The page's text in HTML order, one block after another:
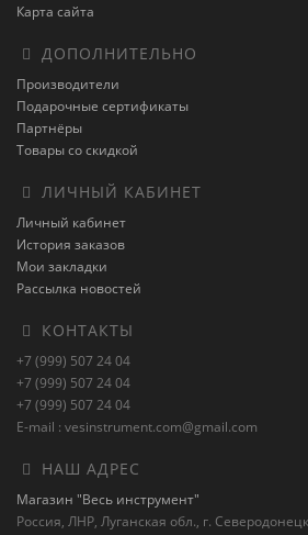
Карта сайта
ДОПОЛНИТЕЛЬНО
Производители
Подарочные сертификаты
Партнёры
Товары со скидкой
ЛИЧНЫЙ КАБИНЕТ
Личный кабинет
История заказов
Мои закладки
Рассылка новостей
КОНТАКТЫ
+7 (999) 507 24 04
+7 (999) 507 24 04
+7 (999) 507 24 04
E-mail : vesinstrument.com@gmail.com
НАШ АДРЕС
Магазин "Весь инструмент"
Россия, ЛНР, Луганская обл., г. Северодонецк